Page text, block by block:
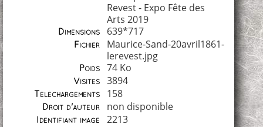
Revest - Expo Fête des
Arts 2019
Dimensions 639*717
Fichier
Maurice-Sand-20avril1861-
lerevest.jpg
Poids 74 Ko
Visites 3894
Téléchargements 158
Droit d'auteur non disponible
Identifiant image 2213